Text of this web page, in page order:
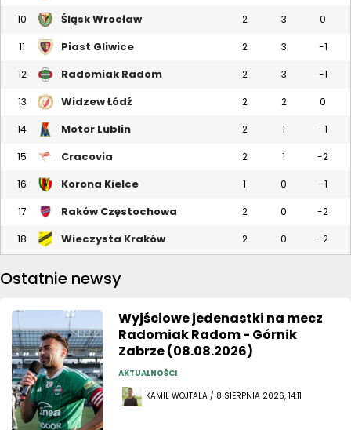
10 Śląsk Wrocław 2 3 0
11 Piast Gliwice 2 3 -1
12 Radomiak Radom 2 3 -1
13 Widzew Łódź 2 2 0
14 Motor Lublin 2 1 -1
15 Cracovia 2 1 -2
16 Korona Kielce 1 0 -1
17 Raków Częstochowa 2 0 -2
18 Wieczysta Kraków 2 0 -2
Ostatnie newsy
Wyjściowe jedenastki na mecz
Radomiak Radom - Górnik
Zabrze (08.08.2026)
AKTUALNOŚCI
KAMIL WOJTALA / 8 SIERPNIA 2026, 14:11